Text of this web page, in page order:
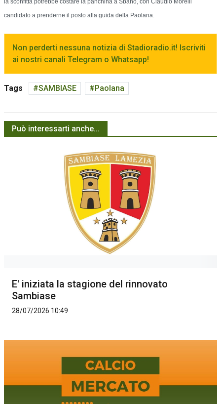
la sconfitta potrebbe costare la panchina a Sbano, con Claudio Morelli
candidato a prenderne il posto alla guida della Paolana.
Non perderti nessuna notizia di Stadioradio.it! Iscriviti
ai nostri canali Telegram o Whatsapp!
Tags SAMBIASE Paolana
Può interessarti anche...
E' iniziata la stagione del rinnovato
Sambiase
28/07/2026 10:49